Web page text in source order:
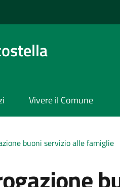
Vivere il Comune
buoni servizio alle famiglie